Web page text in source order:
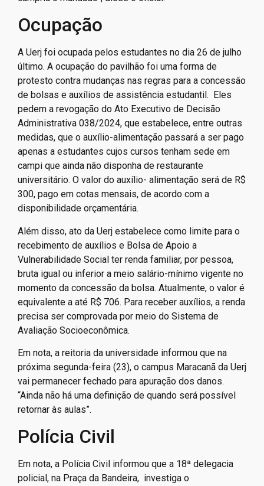
Ocupação
A Uerj foi ocupada pelos estudantes no dia 26 de julho
último. A ocupação do pavilhão foi uma forma de
protesto contra mudanças nas regras para a concessão
de bolsas e auxílios de assistência estudantil. Eles
pedem a revogação do Ato Executivo de Decisão
Administrativa 038/2024, que estabelece, entre outras
medidas, que o auxílio-alimentação passará a ser pago
apenas a estudantes cujos cursos tenham sede em
campi que ainda não disponha de restaurante
universitário. O valor do auxílio- alimentação será de R$
300, pago em cotas mensais, de acordo com a
disponibilidade orçamentária.
Além disso, ato da Uerj estabelece como limite para o
recebimento de auxílios e Bolsa de Apoio a
Vulnerabilidade Social ter renda familiar, por pessoa,
bruta igual ou inferior a meio salário-mínimo vigente no
momento da concessão da bolsa. Atualmente, o valor é
equivalente a até R$ 706. Para receber auxílios, a renda
precisa ser comprovada por meio do Sistema de
Avaliação Socioeconômica.
Em nota, a reitoria da universidade informou que na
próxima segunda-feira (23), o campus Maracanã da Uerj
vai permanecer fechado para apuração dos danos.
“Ainda não há uma definição de quando será possível
retornar às aulas”.
Polícia Civil
Em nota, a Polícia Civil informou que a 18ª delegacia
policial, na Praça da Bandeira, investiga o